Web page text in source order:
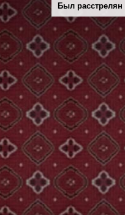
Был расстрелян